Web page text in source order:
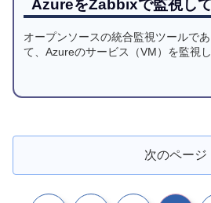
AzureをZabbixで監視し
オープンソースの統合監視ツールで
て、Azureのサービス（VM）を監視
みて感じたことや、監視手順をご紹
次のページ